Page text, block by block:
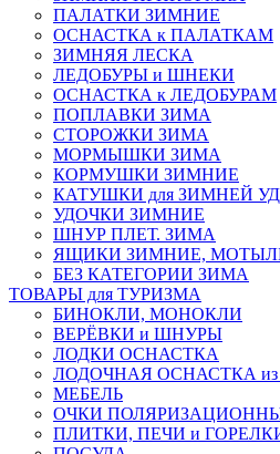
ПАЛАТКИ ЗИМНИЕ
ОСНАСТКА к ПАЛАТКАМ
ЗИМНЯЯ ЛЕСКА
ЛЕДОБУРЫ и ШНЕКИ
ОСНАСТКА к ЛЕДОБУРАМ
ПОПЛАВКИ ЗИМА
СТОРОЖКИ ЗИМА
МОРМЫШКИ ЗИМА
КОРМУШКИ ЗИМНИЕ
КАТУШКИ для ЗИМНЕЙ
УДОЧКИ ЗИМНИЕ
ШНУР ПЛЕТ. ЗИМА
ЯЩИКИ ЗИМНИЕ,
БЕЗ КАТЕГОРИИ ЗИМА
ТОВАРЫ для ТУРИЗМА
БИНОКЛИ, МОНОКЛИ
ВЕРЁВКИ и ШНУРЫ
ЛОДКИ ОСНАСТКА
ЛОДОЧНАЯ ОСНАСТКА
МЕБЕЛЬ
ОЧКИ
ПЛИТКИ, ПЕЧИ и